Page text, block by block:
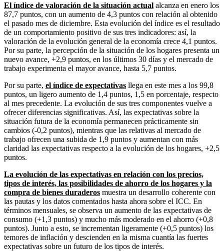
El índice de valoración de la situación actual alcanza en enero los
87,7 puntos, con un aumento de 4,3 puntos con relación al obtenido
el pasado mes de diciembre. Esta evolución del índice es el resultado
de un comportamiento positivo de sus tres indicadores: así, la
valoración de la evolución general de la economía crece 4,1 puntos.
Por su parte, la percepción de la situación de los hogares presenta un
nuevo avance, +2,9 puntos, en los últimos 30 días y el mercado de
trabajo experimenta el mayor avance, hasta 5,7 puntos.
Por su parte, el índice de expectativas llega en este mes a los 99,8
puntos, un ligero aumento de 1,4 puntos, 1,5 en porcentaje, respecto
al mes precedente. La evolución de sus tres componentes vuelve a
ofrecer diferencias significativas. Así, las expectativas sobre la
situación futura de la economía permanecen prácticamente sin
cambios (-0,2 puntos), mientras que las relativas al mercado de
trabajo ofrecen una subida de 1,9 puntos y aumentan con más
claridad las expectativas respecto a la evolución de los hogares, +2,5
puntos.
La evolución de las expectativas en relación con los precios,
tipos de interés, las posibilidades de ahorro de los hogares y la
compra de bienes duraderos muestra un desarrollo coherente con
las pautas y los datos comentados hasta ahora sobre el ICC. En
términos mensuales, se observa un aumento de las expectativas de
consumo (+1,3 puntos) y mucho más moderado en el ahorro (+0,8
puntos). Junto a esto, se incrementan ligeramente (+0,5 puntos) los
temores de inflación y descienden en la misma cuantía las fuertes
expectativas sobre un futuro de los tipos de interés.